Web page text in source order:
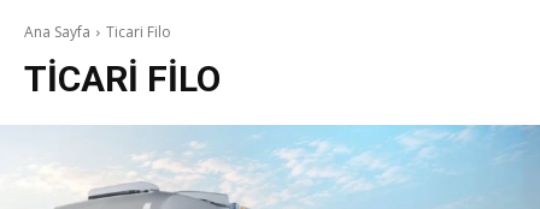
Ana Sayfa Ticari Filo
TICARI FILO